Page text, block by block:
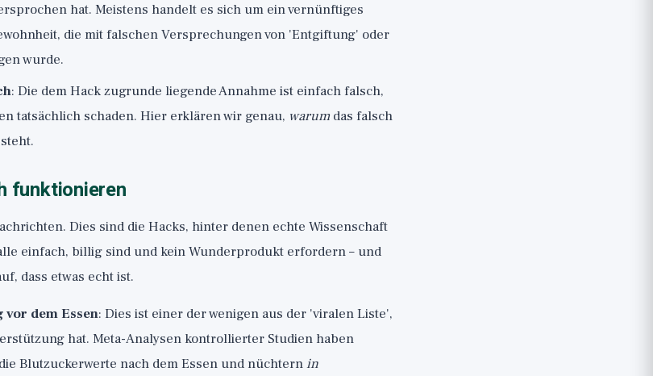
hat. Meistens handelt es sich um ein vernünftiges
die mit falschen Versprechungen von 'Entgiftung' oder
wurde.
: Die dem Hack zugrunde liegende Annahme ist einfach falsch,
tatsächlich schaden. Hier erklären wir genau, warumdas falsch
funktionieren
Dies sind die Hacks, hinter denen echte Wissenschaft
einfach, billig sind und kein Wunderprodukt erfordern – und
dass etwas echt ist.
vor dem Essen: Dies ist einer der wenigen aus der 'viralen Liste',
hat. Meta-Analysen kontrollierter Studien haben
Blutzuckerwerte nach dem Essen und nüchternin